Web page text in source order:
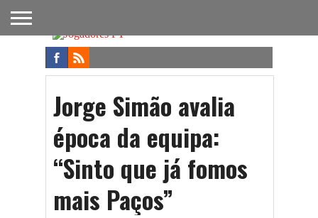
FUTEBOL
NACIONAL
FUTEBOL
INTERNACIONAL
NOTÍCIAS
ONDE
ASSISTIR
FUTEBOL
NA TV
APOSTAS
Jorge Simão avalia
época da equipa:
“Sinto que já fomos
mais Paços”